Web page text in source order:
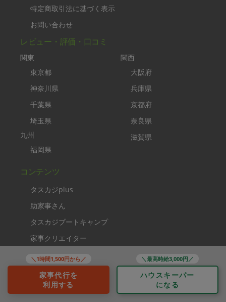
＼1時間1,500円から／
家事代行を
利用する
＼最高時給3,000円／
ハウスキーパー
になる
特定商取引法に基づく表示
お問い合わせ
レビュー・評価・口コミ
関東
東京都
神奈川県
千葉県
埼玉県
九州
福岡県
関西
大阪府
兵庫県
京都府
奈良県
滋賀県
コンテンツ
タスカジplus
助家事さん
タスカジブートキャンプ
家事クリエイター
ソーシャルメディア